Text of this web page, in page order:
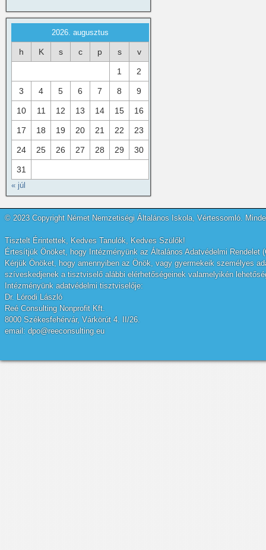
2026. augusztus
h K s c p s v
1 2
3 4 5 6 7 8 9
10 11 12 13 14 15 16
17 18 19 20 21 22 23
24 25 26 27 28 29 30
31
« júl
© 2023 Copyright Német Nemzetiségi Általános Iskola, Vértessomló.
Tisztelt Érintettek, Kedves Tanulók, Kedves Szülők!
Értesítjük Önöket, hogy Intézményünk az Általános Adatvédelmi
Kérjük Önöket, hogy amennyiben az Önök, vagy gyermekeik személyes
szíveskedjenek a tisztviselő alábbi elérhetőségeinek valamelyikén
Intézményünk adatvédelmi tisztviselője:
Dr. Lórodi László
Reé Consulting Nonprofit Kft.
8000 Székesfehérvár, Várkörút 4. II/26.
email: dpo@reeconsulting.eu